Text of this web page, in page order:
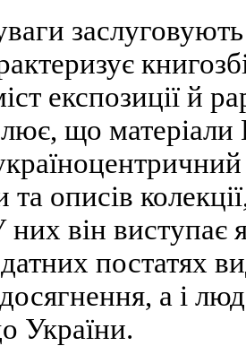
експозиції й
що
та описів
він виступає
постатях
а і
України.